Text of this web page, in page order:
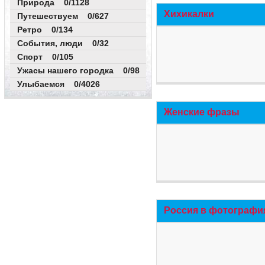
Природа 0/1128
Путешествуем 0/627
Ретро 0/134
События, люди 0/32
Спорт 0/105
Ужасы нашего городка 0/98
Улыбаемся 0/4026
Хихикалки
Женские фразы
Россия в